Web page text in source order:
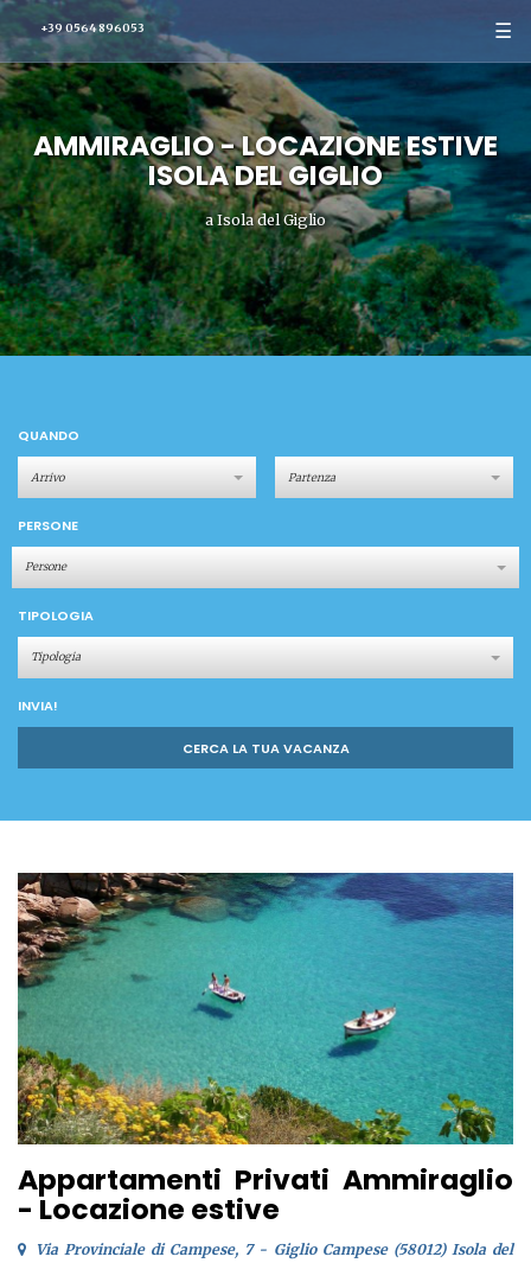
+39 0564 896053 ☰
AMMIRAGLIO - LOCAZIONE ESTIVE
ISOLA DEL GIGLIO
a Isola del Giglio
QUANDO
PERSONE
Persone
TIPOLOGIA
Tipologia
INVIA!
CERCA LA TUA VACANZA
Appartamenti Privati Ammiraglio
- Locazione estive
Via Provinciale di Campese, 7 - Giglio Campese (58012) Isola del